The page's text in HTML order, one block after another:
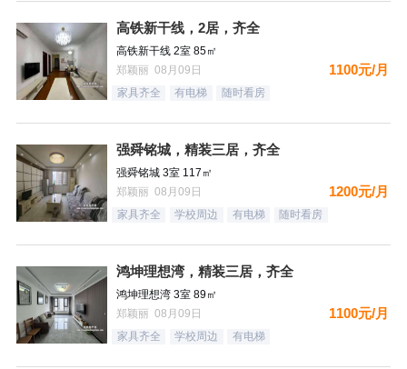
高铁新干线，2居，齐全
高铁新干线 2室 85㎡
郑颖丽 08月09日
1100元/月
家具齐全 有电梯 随时看房
强舜铭城，精装三居，齐全
强舜铭城 3室 117㎡
郑颖丽 08月09日
1200元/月
家具齐全 学校周边 有电梯 随时看房
鸿坤理想湾，精装三居，齐全
鸿坤理想湾 3室 89㎡
郑颖丽 08月09日
1100元/月
家具齐全 学校周边 有电梯